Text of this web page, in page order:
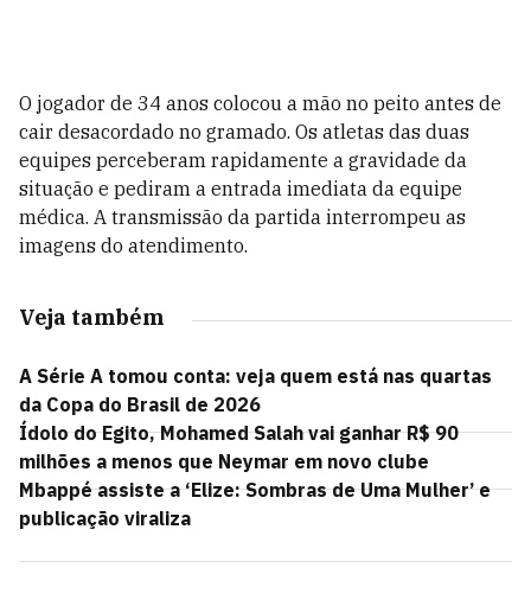
O jogador de 34 anos colocou a mão no peito antes de
cair desacordado no gramado. Os atletas das duas
equipes perceberam rapidamente a gravidade da
situação e pediram a entrada imediata da equipe
médica. A transmissão da partida interrompeu as
imagens do atendimento.
Veja também
A Série A tomou conta: veja quem está nas quartas
da Copa do Brasil de 2026
Ídolo do Egito, Mohamed Salah vai ganhar R$ 90
milhões a menos que Neymar em novo clube
Mbappé assiste a ‘Elize: Sombras de Uma Mulher’ e
publicação viraliza